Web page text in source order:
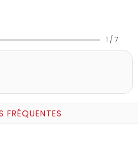
1 /7
FRÉQUENTES